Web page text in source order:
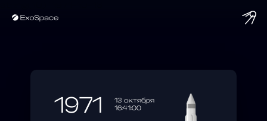
1971
13 октября
16:41:00